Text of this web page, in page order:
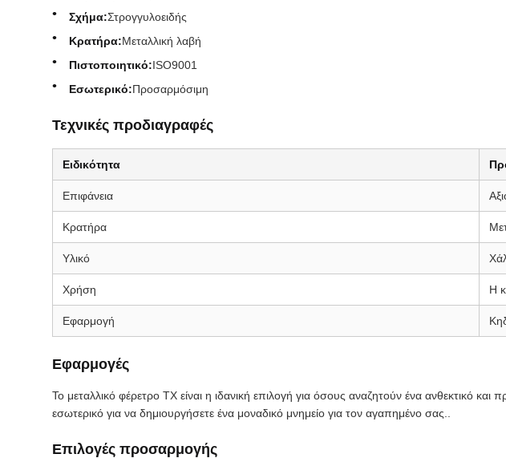
Σχήμα:Στρογγυλοειδής
Κρατήρα:Μεταλλική λαβή
Πιστοποιητικό:ISO9001
Εσωτερικό:Προσαρμόσιμη
Τεχνικές προδιαγραφές
Ειδικότητα
Επιφάνεια
Κρατήρα
Υλικό
Χρήση Η
Εφαρμογή
Εφαρμογές
Το μεταλλικό φέρετρο TX είναι η ιδανική επιλογή για όσους αναζητούν ένα ανθεκτικό
εσωτερικό για να δημιουργήσετε ένα μοναδικό μνημείο για τον αγαπημένο σας..
Επιλογές προσαρμογής